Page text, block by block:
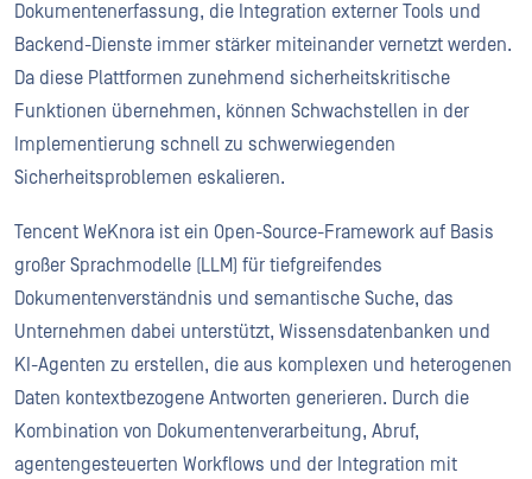
Dokumentenerfassung, die Integration externer Tools und
Backend-Dienste immer stärker miteinander vernetzt werden.
Da diese Plattformen zunehmend sicherheitskritische
Funktionen übernehmen, können Schwachstellen in der
Implementierung schnell zu schwerwiegenden
Sicherheitsproblemen eskalieren.
Tencent WeKnora ist ein Open-Source-Framework auf Basis
großer Sprachmodelle (LLM) für tiefgreifendes
Dokumentenverständnis und semantische Suche, das
Unternehmen dabei unterstützt, Wissensdatenbanken und
KI-Agenten zu erstellen, die aus komplexen und heterogenen
Daten kontextbezogene Antworten generieren. Durch die
Kombination von Dokumentenverarbeitung, Abruf,
agentengesteuerten Workflows und der Integration mit